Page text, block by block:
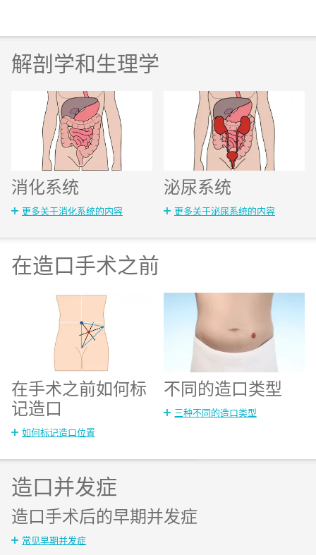
解剖学和生理学
消化系统
更多关于消化系统的内容
泌尿系统
更多关于泌尿系统的内容
在造口手术之前
在手术之前如何标
记造口
如何标记造口位置
不同的造口类型
三种不同的造口类型
造口并发症
造口手术后的早期并发症
常见早期并发症